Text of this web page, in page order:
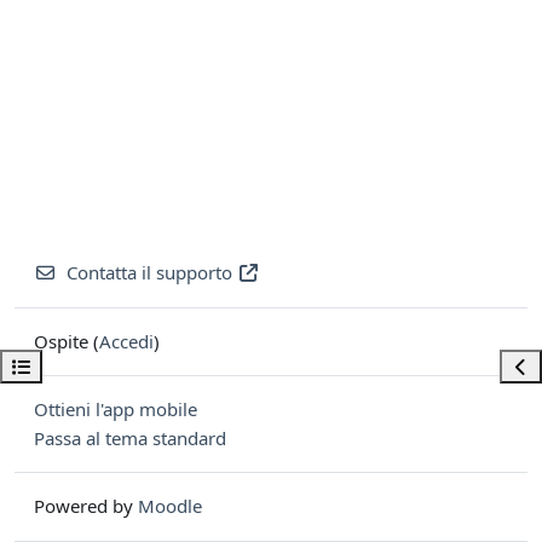
Apri indice del corso
Contatta il supporto
Ospite (Accedi)
Ottieni l'app mobile
Passa al tema standard
Powered by Moodle